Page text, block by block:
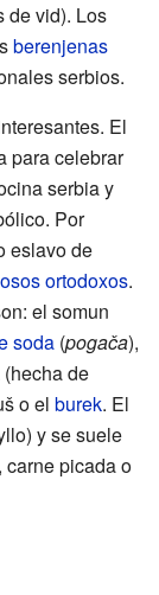
de vid). Los
berenjenas
serbios.
El
para celebrar
serbia y
Por
eslavo de
ortodoxos.
el somun
soda (pogača),
de
o el burek. El
y se suele
carne picada o